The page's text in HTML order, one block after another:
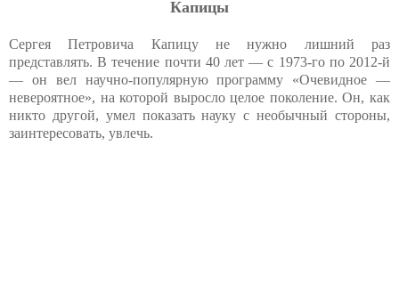
Капицы
Сергея Петровича Капицу не нужно лишний раз
представлять. В течение почти 40 лет — с 1973-го по 2012-й
— он вел научно-популярную программу «Очевидное —
невероятное», на которой выросло целое поколение. Он, как
никто другой, умел показать науку с необычный стороны,
заинтересовать, увлечь.